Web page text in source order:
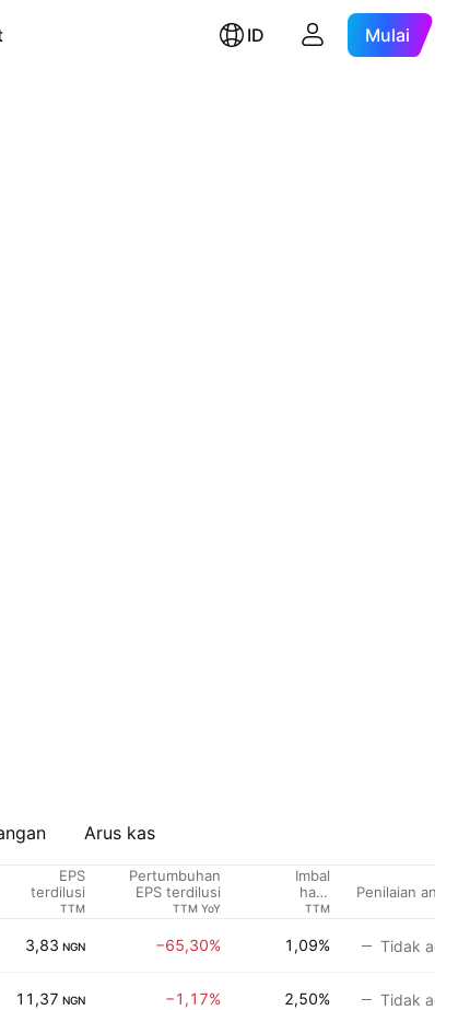
ID Mulai
Arus kas
EPS
terdilusi
TTM
Pertumbuhan
EPS terdilusi
TTM YoY
Imbal
hasil
dividen %
TTM
Penilaian analis
3,83 NGN −65,30% 1,09% Tidak ada
11,37 NGN −1,17% 2,50% Tidak ada